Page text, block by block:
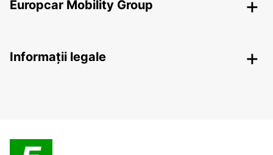
Europcar Mobility Group
Informații legale